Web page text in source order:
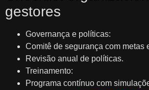
gestores
Governança e políticas:
Comitê de segurança com metas
Revisão anual de políticas.
Treinamento:
Programa contínuo com